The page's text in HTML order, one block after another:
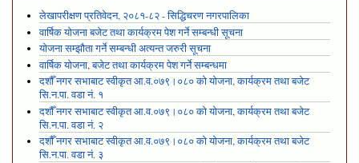
लेखापरीक्षण प्रतिवेदन, २०८१-८२ - सिद्धिचरण नगरपालिका
वार्षिक योजना बजेट तथा कार्यक्रम पेश गर्ने सम्बन्धी सूचना
योजना सम्झौता गर्ने सम्बन्धी अत्यन्त जरुरी सूचना
वार्षिक योजना, बजेट तथा कार्यक्रम पेश गर्ने सम्बन्धमा
दशौँ नगर सभाबाट स्वीकृत आ.व.०७९।०८० को योजना, कार्यक्रम तथा बजेट
सि.न.पा. वडा नं. १
दशौँ नगर सभाबाट स्वीकृत आ.व.०७९।०८० को योजना, कार्यक्रम तथा बजेट
सि.न.पा. वडा नं. २
दशौँ नगर सभाबाट स्वीकृत आ.व.०७९।०८० को योजना, कार्यक्रम तथा बजेट
सि.न.पा. वडा नं. ३